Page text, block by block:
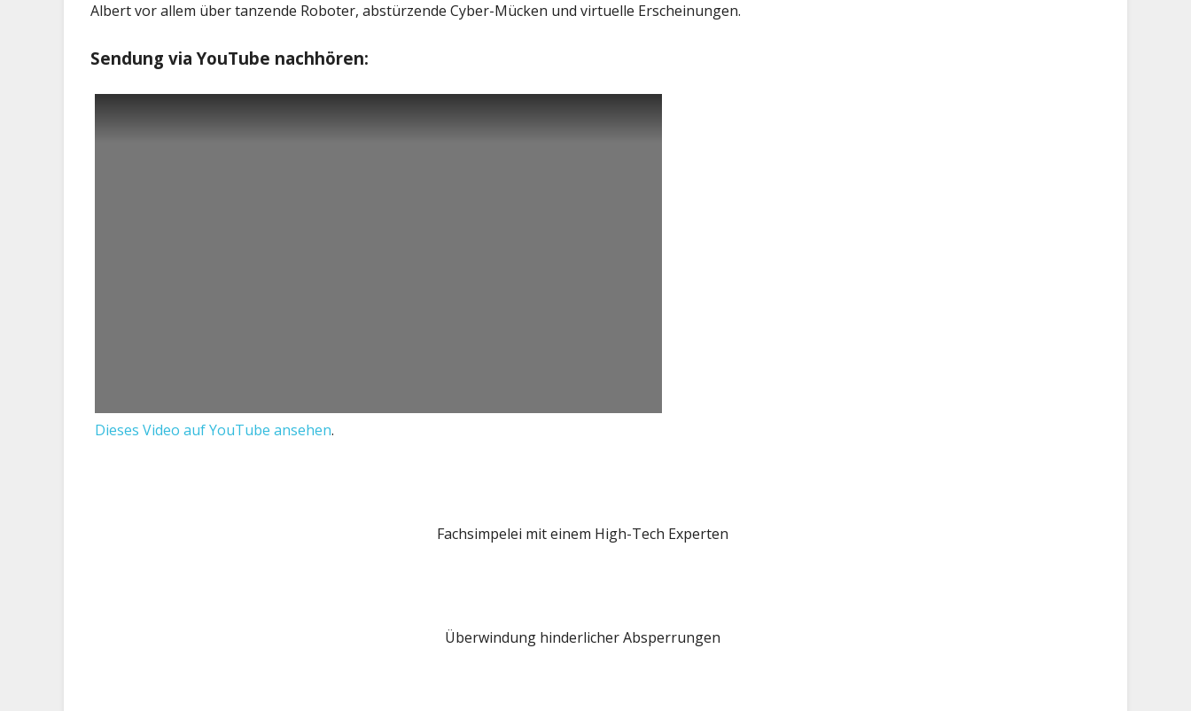
Albert vor allem über tanzende Roboter, abstürzende Cyber-Mücken und virtuelle Erscheinungen.
Sendung via YouTube nachhören:
Dieses Video auf YouTube ansehen.
Fachsimpelei mit einem High-Tech Experten
Überwindung hinderlicher Absperrungen